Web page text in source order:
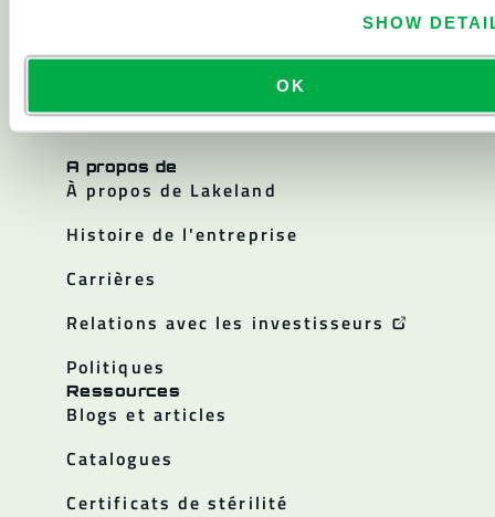
SHOW
OK
Salle blanche
A propos de
À propos de Lakeland
Histoire de l'entreprise
Carrières
Relations avec les investisseurs
Politiques
Ressources
Blogs et articles
Catalogues
Certificats de stérilité